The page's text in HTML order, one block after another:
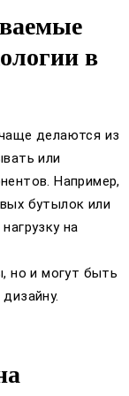
в
делаются из
или
Например,
бутылок или
на
но и могут быть